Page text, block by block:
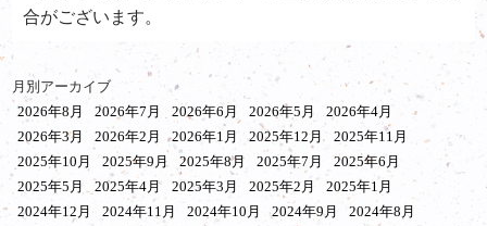
合がございます。
月別アーカイブ
2026年8月
2026年7月 2026年6月 2026年5月
2026年4月
2026年3月
2026年2月 2026年1月 2025年12月
2025年11月
2025年10月
2025年9月 2025年8月 2025年7月
2025年6月
2025年5月
2025年4月 2025年3月 2025年2月
2025年1月
2024年12月
2024年11月 2024年10月 2024年9月
2024年8月